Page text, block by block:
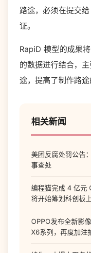
路途，必须在提交
证。
RapiD 模型的成果
的数据进行结合，
途，提高了制作路途
相关新闻
美团反腐处罚公告
事查处
编程猫完成 4 亿元
将开始筹划科创板
OPPO发布全新影
X6系列，再度加注